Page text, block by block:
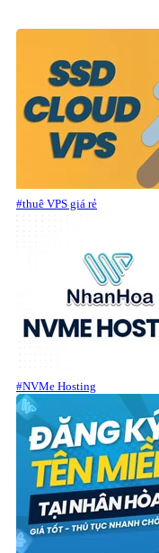
#thuê VPS giá rẻ
#NVMe Hosting